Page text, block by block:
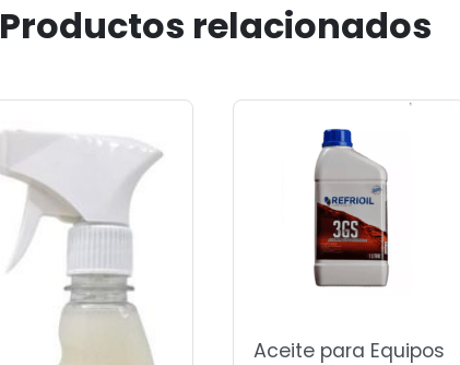
Productos relacionados
Aceite para Equipos